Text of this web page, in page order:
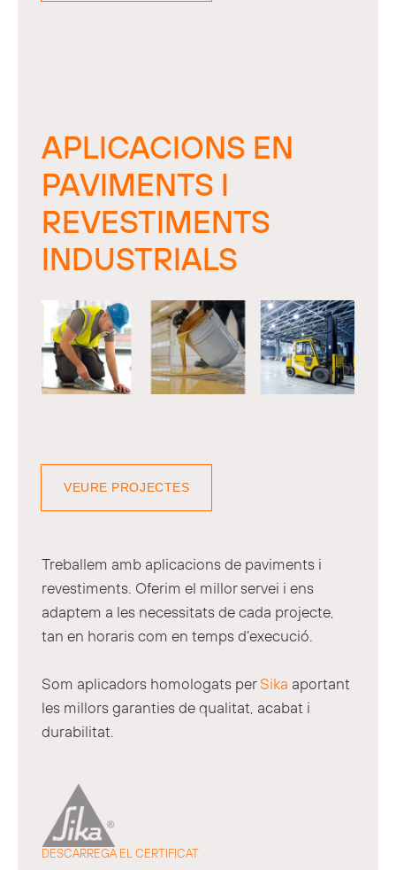
APLICACIONS EN
PAVIMENTS I
REVESTIMENTS
INDUSTRIALS
VEURE PROJECTES
Treballem amb aplicacions de paviments i
revestiments. Oferim el millor servei i ens
adaptem a les necessitats de cada projecte,
tan en horaris com en temps d’execució.
Som aplicadors homologats per Sika aportant
les millors garanties de qualitat, acabat i
durabilitat.
DESCARREGA EL CERTIFICAT